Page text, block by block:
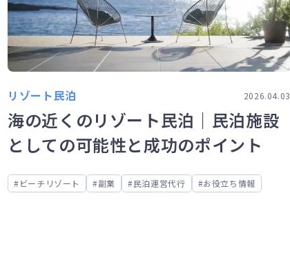
リゾート民泊 2026.04.03
海の近くのリゾート民泊｜民泊施設
としての可能性と成功のポイント
ビーチリゾート 副業 民泊運営代行 お役立ち情報